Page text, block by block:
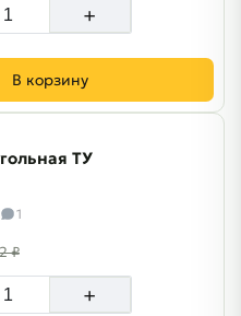
+
В корзину
ТУ
1
₽
+